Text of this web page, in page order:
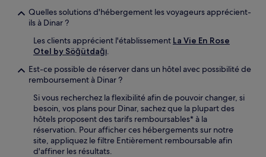
Quelles solutions d'hébergement les voyageurs apprécient-
ils à Dinar ?
Les clients apprécient l'établissement La Vie En Rose
Otel by Söğütdağı.
Est-ce possible de réserver dans un hôtel avec possibilité de
remboursement à Dinar ?
Si vous recherchez la flexibilité afin de pouvoir changer, si
besoin, vos plans pour Dinar, sachez que la plupart des
hôtels proposent des tarifs remboursables* à la
réservation. Pour afficher ces hébergements sur notre
site, appliquez le filtre Entièrement remboursable afin
d'affiner les résultats.